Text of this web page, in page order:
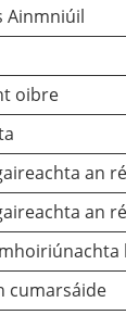
Ainmniúil
oibre
an
an
cumarsáide